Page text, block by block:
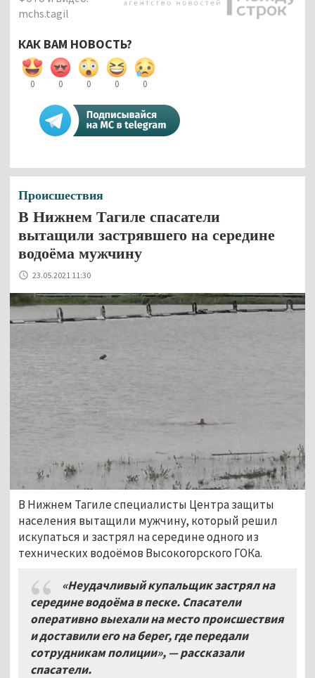
mchs.tagil
КАК ВАМ НОВОСТЬ?
0 0 0 0 0
Происшествия
В Нижнем Тагиле спасатели
вытащили застрявшего на середине
водоёма мужчину
23.05.2021 11:30
В Нижнем Тагиле специалисты Центра защиты
населения вытащили мужчину, который решил
искупаться и застрял на середине одного из
технических водоёмов Высокогорского ГОКа.
«Неудачливый купальщик застрял на
середине водоёма в песке. Спасатели
оперативно выехали на место происшествия
и доставили его на берег, где передали
сотрудникам полиции», — рассказали
спасатели.